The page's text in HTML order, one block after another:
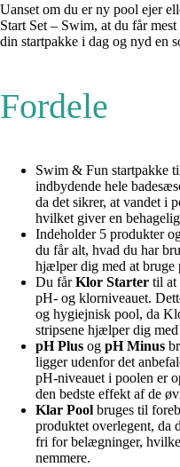
Uanset om du er ny pool ejer
Start Set – Swim, at du får
din startpakke i dag og nyd en
Fordele
Swim & Fun startpakke
indbydende hele
da det sikrer, at vandet i
hvilket giver en
Indeholder 5 produkter
du får alt, hvad du har
hjælper dig med at bruge
Du fårKlor Starter til at
pH- og klorniveauet.
og hygiejnisk pool, da
stripsene hjælper dig
pH Plus og pH Minus
ligger udenfor det
pH-niveauet i poolen er
den bedste effekt af de
Klar Pool bruges til
produktet overlegent, da
fri for belægninger,
nemmere.